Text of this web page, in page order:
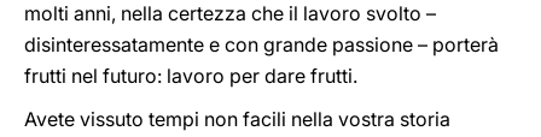
molti anni, nella certezza che il lavoro svolto –
disinteressatamente e con grande passione – porterà
frutti nel futuro: lavoro per dare frutti.
Avete vissuto tempi non facili nella vostra storia